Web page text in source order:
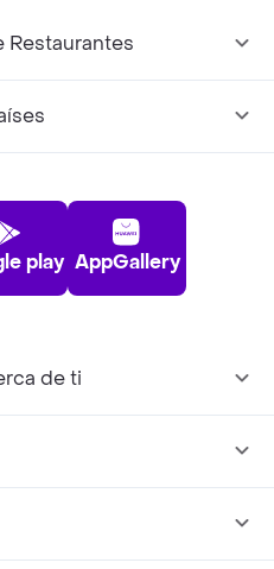
Restaurantes
play AppGallery
de ti